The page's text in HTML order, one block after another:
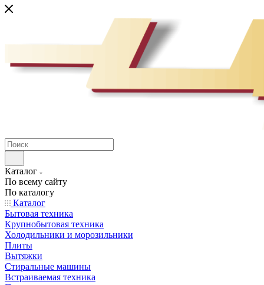
Каталог
По всему сайту
По каталогу
Каталог
Бытовая техника
Крупнобытовая техника
Холодильники и морозильники
Плиты
Вытяжки
Стиральные машины
Встраиваемая техника